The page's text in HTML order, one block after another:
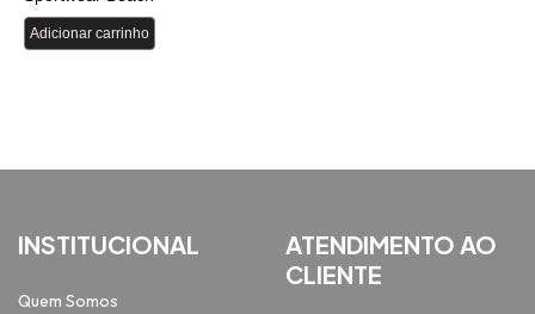
INSTITUCIONAL
Quem Somos
ATENDIMENTO AO
CLIENTE